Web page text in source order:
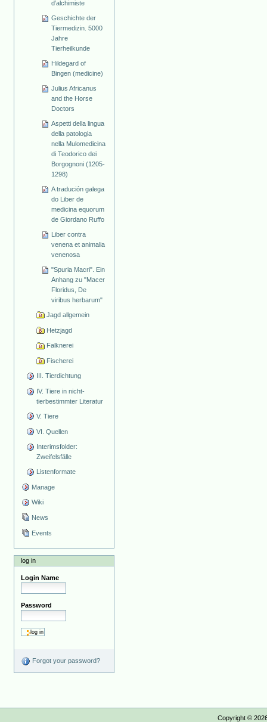
d’alchimiste
Geschichte der
Tiermedizin. 5000
Jahre
Tierheilkunde
Hildegard of
Bingen (medicine)
Julius Africanus
and the Horse
Doctors
Aspetti della lingua
della patologia
nella Mulomedicina
di Teodorico dei
Borgognoni (1205-
1298)
A tradución galega
do Liber de
medicina equorum
de Giordano Ruffo
Liber contra
venena et animalia
venenosa
"Spuria Macri". Ein
Anhang zu "Macer
Floridus, De
viribus herbarum"
Jagd allgemein
Hetzjagd
Falknerei
Fischerei
III. Tierdichtung
IV. Tiere in nicht-
tierbestimmter Literatur
V. Tiere
VI. Quellen
Interimsfolder:
Zweifelsfälle
Listenformate
Manage
Wiki
News
Events
log in
Login Name
Password
Forgot your password?
Copyright ©